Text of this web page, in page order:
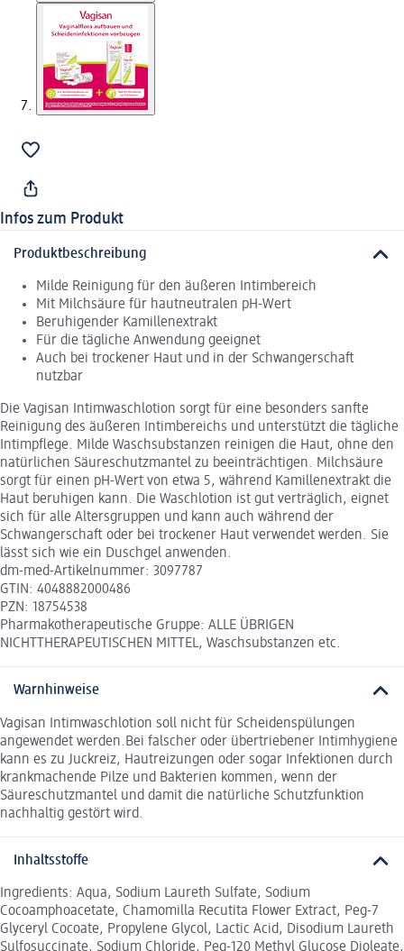
Infos zum Produkt
Produktbeschreibung
Milde Reinigung für den äußeren Intimbereich
Mit Milchsäure für hautneutralen pH-Wert
Beruhigender Kamillenextrakt
Für die tägliche Anwendung geeignet
Auch bei trockener Haut und in der Schwangerschaft
nutzbar
Die Vagisan Intimwaschlotion sorgt für eine besonders sanfte
Reinigung des äußeren Intimbereichs und unterstützt die tägliche
Intimpflege. Milde Waschsubstanzen reinigen die Haut, ohne den
natürlichen Säureschutzmantel zu beeinträchtigen. Milchsäure
sorgt für einen pH-Wert von etwa 5, während Kamillenextrakt die
Haut beruhigen kann. Die Waschlotion ist gut verträglich, eignet
sich für alle Altersgruppen und kann auch während der
Schwangerschaft oder bei trockener Haut verwendet werden. Sie
lässt sich wie ein Duschgel anwenden.
dm-med-Artikelnummer: 3097787
GTIN: 4048882000486
PZN: 18754538
Pharmakotherapeutische Gruppe: ALLE ÜBRIGEN
NICHTTHERAPEUTISCHEN MITTEL, Waschsubstanzen etc.
Warnhinweise
Vagisan Intimwaschlotion soll nicht für Scheidenspülungen
angewendet werden.Bei falscher oder übertriebener Intimhygiene
kann es zu Juckreiz, Hautreizungen oder sogar Infektionen durch
krankmachende Pilze und Bakterien kommen, wenn der
Säureschutzmantel und damit die natürliche Schutzfunktion
nachhaltig gestört wird.
Inhaltsstoffe
Ingredients: Aqua, Sodium Laureth Sulfate, Sodium
Cocoamphoacetate, Chamomilla Recutita Flower Extract, Peg-7
Glyceryl Cocoate, Propylene Glycol, Lactic Acid, Disodium Laureth
Sulfosuccinate, Sodium Chloride, Peg-120 Methyl Glucose Dioleate,